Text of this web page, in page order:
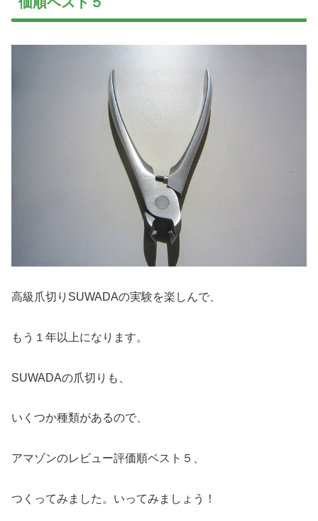
高級爪切りSUWADAの実験を楽しんで、
もう１年以上になります。
SUWADAの爪切りも、
いくつか種類があるので、
アマゾンのレビュー評価順ベスト５、
つくってみました。いってみましょう！